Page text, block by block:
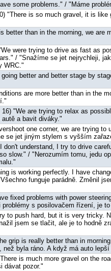
some problems." / "Máme
"There is so much gravel, it is
better than in the morning, we are
were trying to drive as fast as
/ "Snažíme se jet nejrychleji,
WRC."
better and better stage by
are more better than in the
"We are trying to relax as
a bavit diváky."
one corner, we are trying to
se jet jiným stylem s vyšším
don't understand, I try to drive
slow." / "Nerozumím tomu, jedu
is working perfectly. I have
funguje parádně. Změnil
fixed problems with power
s posilovačem řízení, je
to push hard, but it is very tricky.
jsem se tlačit, ale je to hodně
grip is really better than in
byla ráno. A když má auto
is much more gravel on the
dávat pozor."